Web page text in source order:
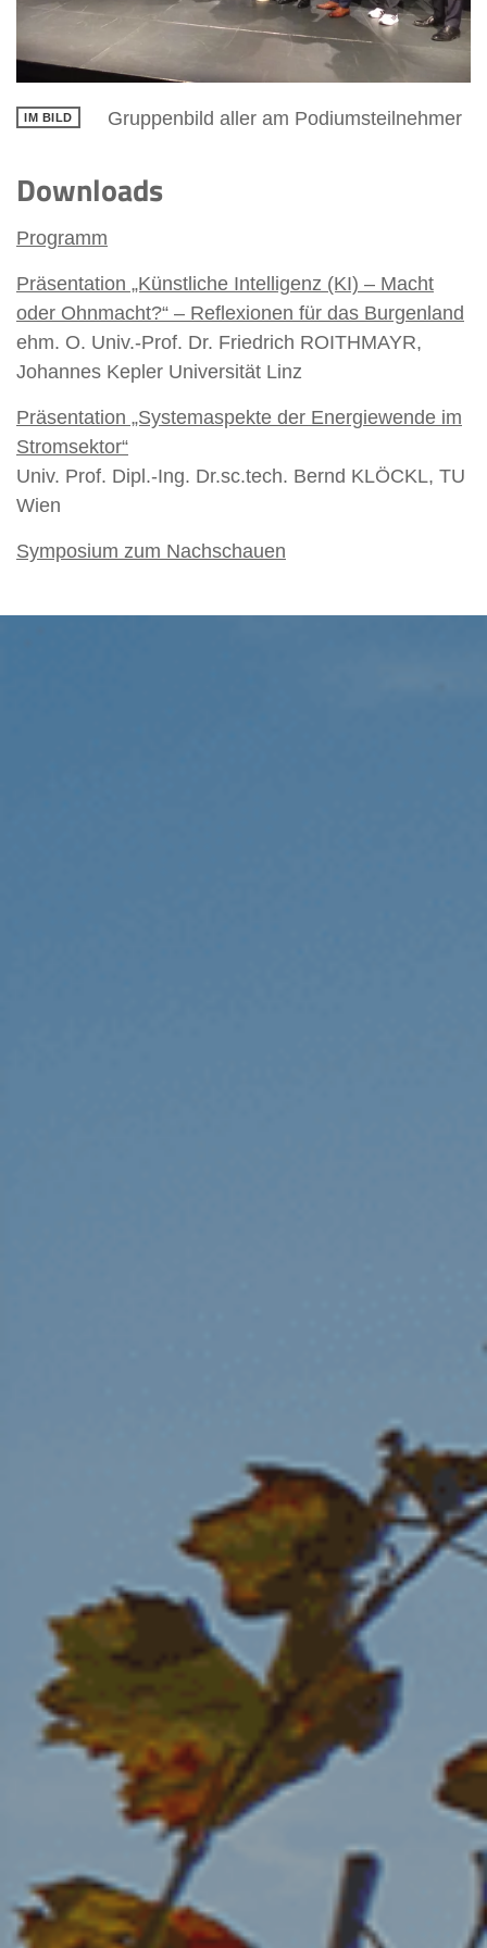
Gruppenbild aller am Podiumsteilnehmer
Downloads
Programm
Präsentation „Künstliche Intelligenz (KI) – Macht
oder Ohnmacht?“ – Reflexionen für das Burgenland
ehm. O. Univ.-Prof. Dr. Friedrich ROITHMAYR,
Johannes Kepler Universität Linz
Präsentation „Systemaspekte der Energiewende im
Stromsektor“
Univ. Prof. Dipl.-Ing. Dr.sc.tech. Bernd KLÖCKL, TU
Wien
Symposium zum Nachschauen